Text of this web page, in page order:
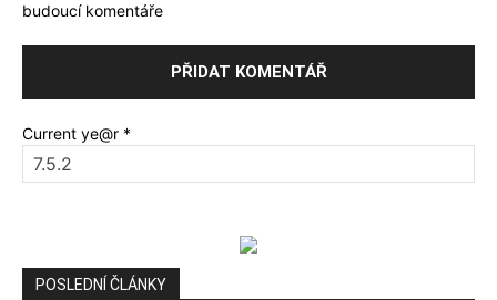
budoucí komentáře
Current ye@r *
POSLEDNÍ ČLÁNKY